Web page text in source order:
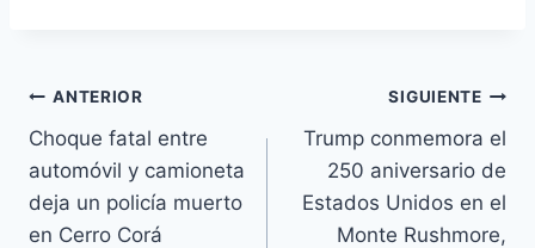
ANTERIOR
Choque fatal entre
automóvil y camioneta
deja un policía muerto
en Cerro Corá
SIGUIENTE
Trump conmemora el
250 aniversario de
Estados Unidos en el
Monte Rushmore,